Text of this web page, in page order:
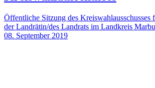
Öffentliche Sitzung des
der Landrätin/des Landrats im Landkreis
08. September 2019